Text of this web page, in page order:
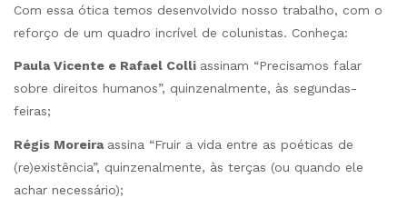
Com essa ótica temos desenvolvido nosso trabalho, com o
reforço de um quadro incrível de colunistas. Conheça:
Paula Vicente e Rafael Colli assinam “Precisamos falar
sobre direitos humanos”, quinzenalmente, às segundas-
feiras;
Régis Moreira assina “Fruir a vida entre as poéticas de
(re)existência”, quinzenalmente, às terças (ou quando ele
achar necessário);